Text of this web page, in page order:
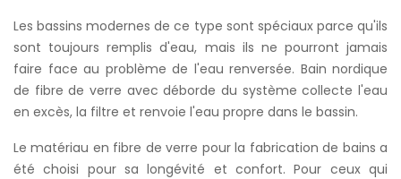
Les bassins modernes de ce type sont spéciaux parce qu'ils
sont toujours remplis d'eau, mais ils ne pourront jamais
faire face au problème de l'eau renversée. Bain nordique
de fibre de verre avec déborde du système collecte l'eau
en excès, la filtre et renvoie l'eau propre dans le bassin.
Le matériau en fibre de verre pour la fabrication de bains a
été choisi pour sa longévité et confort. Pour ceux qui